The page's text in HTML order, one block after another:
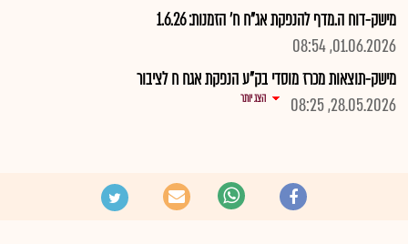
מישק-דוח ה.מדף להנפקת אג"ח ח' הזמנות: 1.6.26
01.06.2026, 08:54
מישק-תוצאות מכרז מוסדי בק"ע הנפקת אגח ח לציבור
28.05.2026, 08:25
הצג יותר